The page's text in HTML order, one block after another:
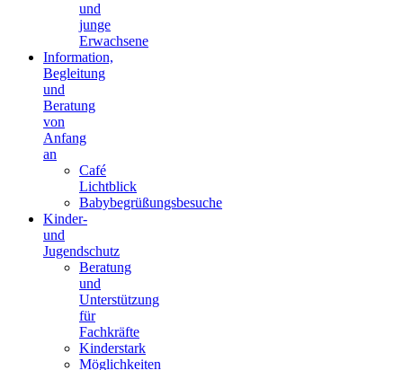
und
junge
Erwachsene
Information,
Begleitung
und
Beratung
von
Anfang
an
Café
Lichtblick
Babybegrüßungsbesuche
Kinder-
und
Jugendschutz
Beratung
und
Unterstützung
für
Fachkräfte
Kinderstark
Möglichkeiten